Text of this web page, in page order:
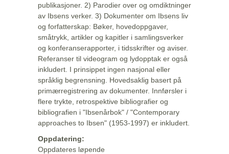
publikasjoner. 2) Parodier over og omdiktninger
av Ibsens verker. 3) Dokumenter om Ibsens liv
og forfatterskap: Bøker, hovedoppgaver,
småtrykk, artikler og kapitler i samlingsverker
og konferanserapporter, i tidsskrifter og aviser.
Referanser til videogram og lydopptak er også
inkludert. I prinsippet ingen nasjonal eller
språklig begrensning. Hovedsaklig basert på
primærregistrering av dokumenter. Innførsler i
flere trykte, retrospektive bibliografier og
bibliografien i "Ibsenårbok" / "Contemporary
approaches to Ibsen" (1953-1997) er inkludert.
Oppdatering:
Oppdateres løpende